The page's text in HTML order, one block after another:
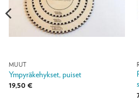
MUUT
Ympyräkehykset, puiset
19,50 €